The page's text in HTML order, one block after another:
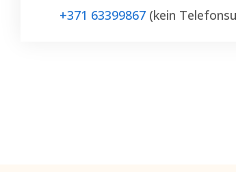
+371 63399867 (kein